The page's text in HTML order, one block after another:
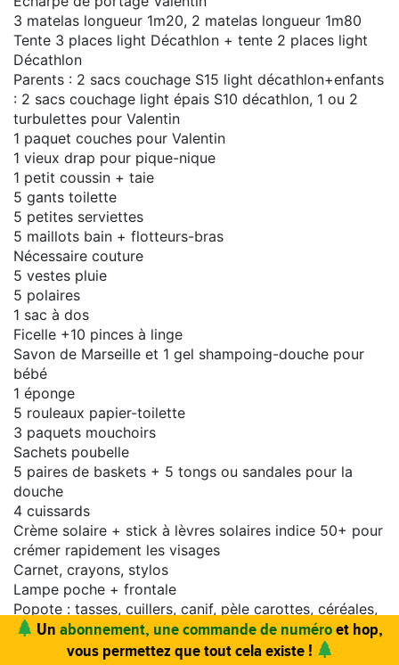
3 matelas longueur 1m20, 2 matelas longueur 1m80
Tente 3 places light Décathlon + tente 2 places light
Décathlon
Parents : 2 sacs couchage S15 light décathlon+enfants
: 2 sacs couchage light épais S10 décathlon, 1 ou 2
turbulettes pour Valentin
1 paquet couches pour Valentin
1 vieux drap pour pique-nique
1 petit coussin + taie
5 gants toilette
5 petites serviettes
5 maillots bain + flotteurs-bras
Nécessaire couture
5 vestes pluie
5 polaires
1 sac à dos
Ficelle +10 pinces à linge
Savon de Marseille et 1 gel shampoing-douche pour
bébé
1 éponge
5 rouleaux papier-toilette
3 paquets mouchoirs
Sachets poubelle
5 paires de baskets + 5 tongs ou sandales pour la
douche
4 cuissards
Crème solaire + stick à lèvres solaires indice 50+ pour
crémer rapidement les visages
Carnet, crayons, stylos
Lampe poche + frontale
Popote : tasses, cuillers, canif, pèle carottes, céréales,
lait, lait en poudre Valentin
Gaz+ réchaud
Vous trouvez ce site utile ? Vous aimez le magazine ?